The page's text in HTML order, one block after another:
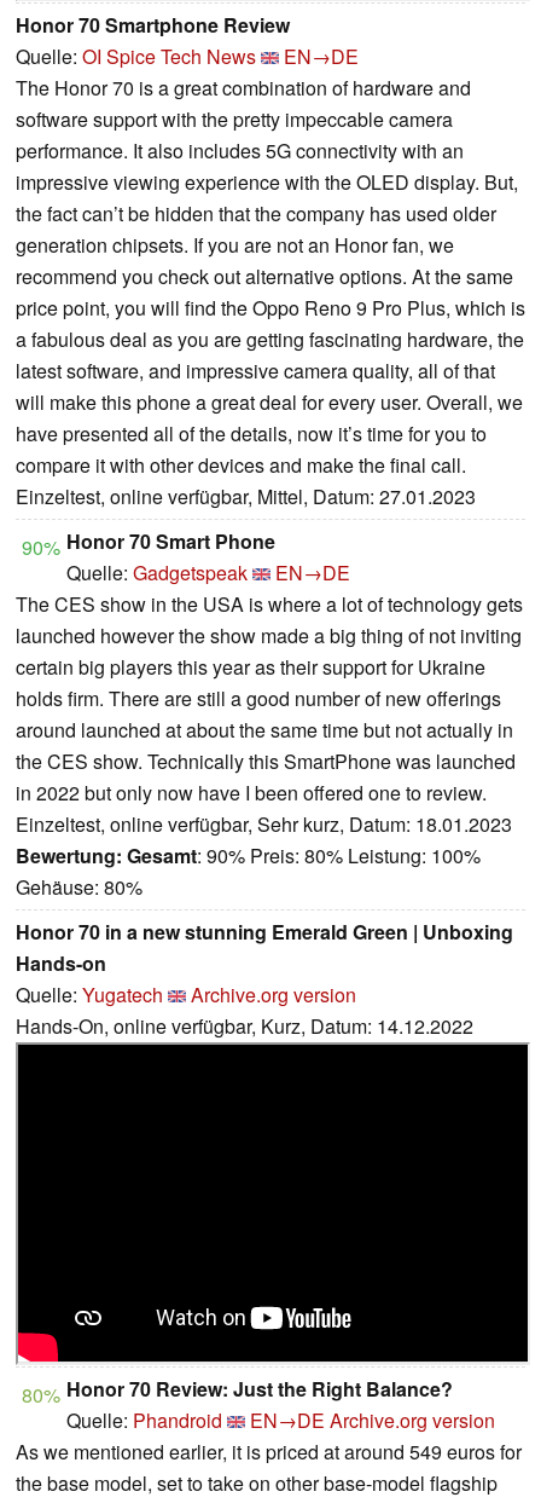
Honor 70 Smartphone Review
Quelle: OI Spice Tech News
EN→DE
The Honor 70 is a great combination of hardware and
software support with the pretty impeccable camera
performance. It also includes 5G connectivity with an
impressive viewing experience with the OLED display. But,
the fact can’t be hidden that the company has used older
generation chipsets. If you are not an Honor fan, we
recommend you check out alternative options. At the same
price point, you will find the Oppo Reno 9 Pro Plus, which is
a fabulous deal as you are getting fascinating hardware, the
latest software, and impressive camera quality, all of that
will make this phone a great deal for every user. Overall, we
have presented all of the details, now it’s time for you to
compare it with other devices and make the final call.
Einzeltest, online verfügbar, Mittel, Datum: 27.01.2023
90% Honor 70 Smart Phone
Quelle: Gadgetspeak
EN→DE
The CES show in the USA is where a lot of technology gets
launched however the show made a big thing of not inviting
certain big players this year as their support for Ukraine
holds firm. There are still a good number of new offerings
around launched at about the same time but not actually in
the CES show. Technically this SmartPhone was launched
in 2022 but only now have I been offered one to review.
Einzeltest, online verfügbar, Sehr kurz, Datum: 18.01.2023
Bewertung: Gesamt: 90% Preis: 80% Leistung: 100%
Gehäuse: 80%
Honor 70 in a new stunning Emerald Green | Unboxing
Hands-on
Quelle: Yugatech
Archive.org version
Hands-On, online verfügbar, Kurz, Datum: 14.12.2022
80% Honor 70 Review: Just the Right Balance?
Quelle: Phandroid EN→DE Archive.org version
As we mentioned earlier, it is priced at around 549 euros for
the base model, set to take on other base-model flagship